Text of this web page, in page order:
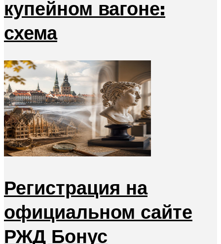
купейном вагоне:
схема
Регистрация на
официальном сайте
РЖД Бонус